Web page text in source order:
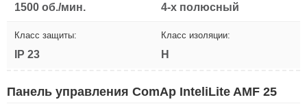
1500 об./мин. 4-х полюсный
Класс защиты:
IP 23
Класс изоляции:
H
Панель управления ComAp InteliLite AMF 25